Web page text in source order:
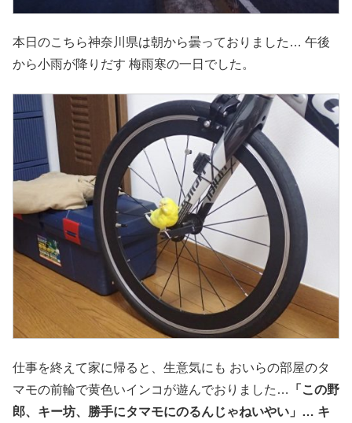
本日のこちら神奈川県は朝から曇っておりました… 午後
から小雨が降りだす 梅雨寒の一日でした。
仕事を終えて家に帰ると、生意気にも おいらの部屋のタ
マモの前輪で黄色いインコが遊んでおりました…
「この野
郎、キー坊、勝手にタマモにのるんじゃねいやい」… キ